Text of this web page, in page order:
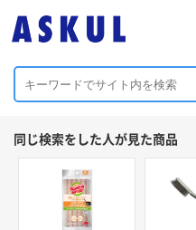
同じ検索をした人が見た商品